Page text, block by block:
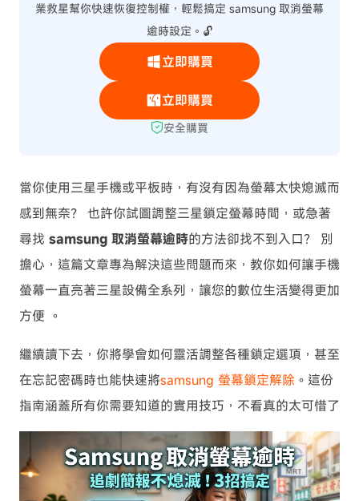
業救星幫你快速恢復控制權，輕鬆搞定 samsung 取消螢幕
逾時設定。🔓
立即購買
立即購買
安全購買
當你使用三星手機或平板時，有沒有因為螢幕太快熄滅而
感到無奈？ 也許你試圖調整三星鎖定螢幕時間，或急著
尋找 samsung 取消螢幕逾時的方法卻找不到入口？ 別
擔心，這篇文章專為解決這些問題而來，教你如何讓手機
螢幕一直亮著三星設備全系列，讓您的數位生活變得更加
方便 。
繼續讀下去，你將學會如何靈活調整各種鎖定選項，甚至
在忘記密碼時也能快速將samsung 螢幕鎖定解除 。這份
指南涵蓋所有你需要知道的實用技巧，不看真的太可惜了